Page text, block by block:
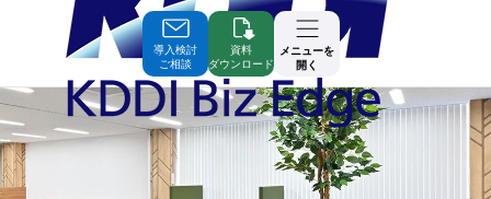
Contents
導入検討
ご相談
資料
ダウンロード
メニューを
開く